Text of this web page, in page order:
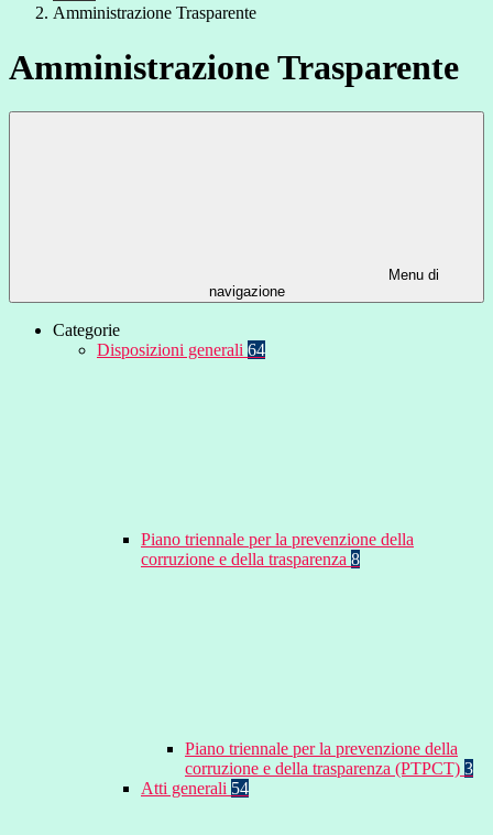
Amministrazione Trasparente
Amministrazione Trasparente
Menu di
navigazione
Categorie
Disposizioni generali 64
Piano triennale per la prevenzione della
corruzione e della trasparenza 8
Piano triennale per la prevenzione della
corruzione e della trasparenza (PTPCT) 3
Atti generali 54